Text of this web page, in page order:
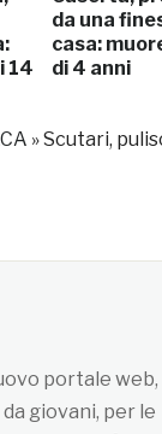
14
da una
casa:
di 4 anni
»Scutari,
portale web,
giovani, per le